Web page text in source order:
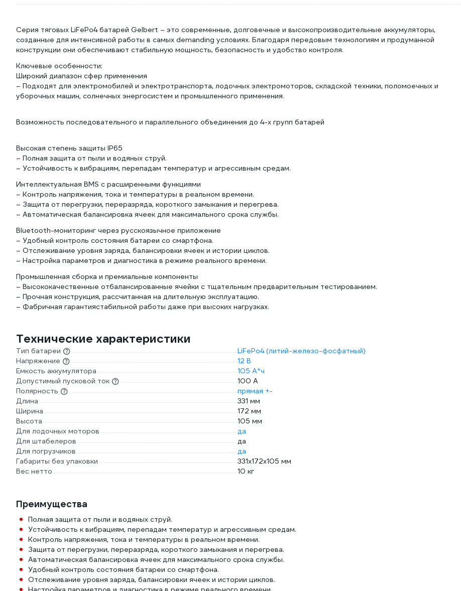
Серия тяговых LiFePo4 батарей Gelbert – это современные, долговечные и высокопроизводительные аккумуляторы,
созданные для интенсивной работы в самых demanding условиях. Благодаря передовым технологиям и продуманной
конструкции они обеспечивают стабильную мощность, безопасность и удобство контроля.
Ключевые особенности:
Широкий диапазон сфер применения
– Подходят для электромобилей и электротранспорта, лодочных электромоторов, складской техники, поломоечных и
уборочных машин, солнечных энергосистем и промышленного применения.
Возможность последовательного и параллельного объединения до 4-х групп батарей
Высокая степень защиты IP65
– Полная защита от пыли и водяных струй.
– Устойчивость к вибрациям, перепадам температур и агрессивным средам.
Интеллектуальная BMS с расширенными функциями
– Контроль напряжения, тока и температуры в реальном времени.
– Защита от перегрузки, переразряда, короткого замыкания и перегрева.
– Автоматическая балансировка ячеек для максимального срока службы.
Bluetooth-мониторинг через русскоязычное приложение
– Удобный контроль состояния батареи со смартфона.
– Отслеживание уровня заряда, балансировки ячеек и истории циклов.
– Настройка параметров и диагностика в режиме реального времени.
Промышленная сборка и премиальные компоненты
– Высококачественные отбалансированные ячейки с тщательным предварительным тестированием.
– Прочная конструкция, рассчитанная на длительную эксплуатацию.
– Фабричная гарантиястабильной работы даже при высоких нагрузках.
Технические характеристики
Тип батареи
LiFePo4 (литий-железо-фосфатный)
Напряжение
12 В
Емкость аккумулятора
105 А*ч
Допустимый пусковой ток
100 А
Полярность
прямая +-
Длина
331 мм
Ширина
172 мм
Высота
105 мм
Для лодочных моторов
да
Для штабелеров
да
Для погрузчиков
да
Габариты без упаковки
331x172x105 мм
Вес нетто
10 кг
Преимущества
Полная защита от пыли и водяных струй.
Устойчивость к вибрациям, перепадам температур и агрессивным средам.
Контроль напряжения, тока и температуры в реальном времени.
Защита от перегрузки, переразряда, короткого замыкания и перегрева.
Автоматическая балансировка ячеек для максимального срока службы.
Удобный контроль состояния батареи со смартфона.
Отслеживание уровня заряда, балансировки ячеек и истории циклов.